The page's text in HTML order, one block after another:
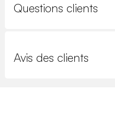
Questions clients
Avis des clients